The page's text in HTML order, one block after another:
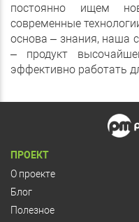
постоянно ищем
современные
основа – знания, наша
– продукт
эффективно работать
ПРОЕКТ
О проекте
Блог
Полезное